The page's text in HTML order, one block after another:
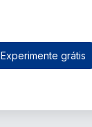
Experimente grátis